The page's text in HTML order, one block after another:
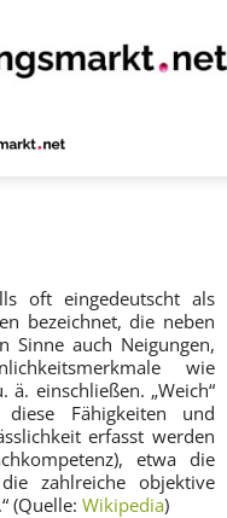
oft eingedeutscht als
bezeichnet, die neben
Sinne auch Neigungen,
wie
einschließen. „Weich“
Fähigkeiten und
erfasst werden
etwa die
zahlreiche objektive
(Quelle: Wikipedia)